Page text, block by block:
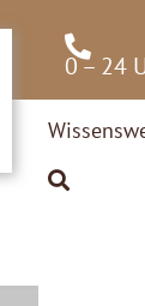
0 – 24